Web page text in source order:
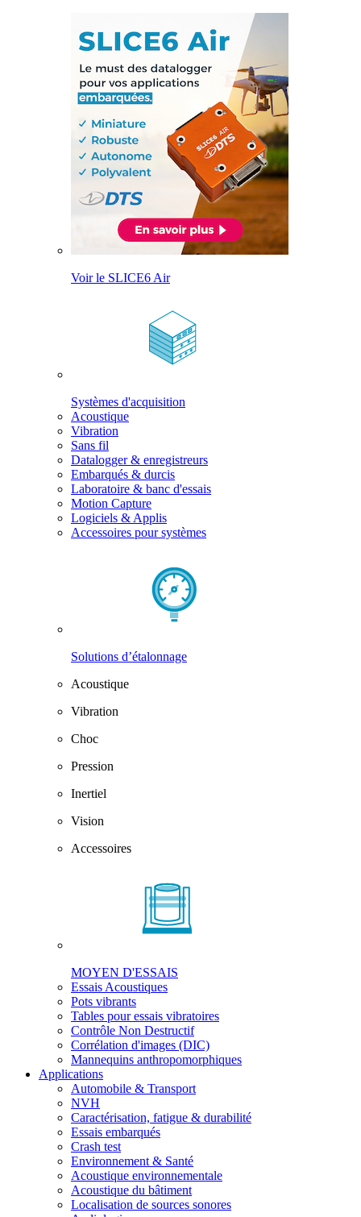
Voir le SLICE6 Air
Systèmes d'acquisition
Acoustique
Vibration
Sans fil
Datalogger & enregistreurs
Embarqués & durcis
Laboratoire & banc d'essais
Motion Capture
Logiciels & Applis
Accessoires pour systèmes
Solutions d’étalonnage
Acoustique
Vibration
Choc
Pression
Inertiel
Vision
Accessoires
MOYEN D'ESSAIS
Essais Acoustiques
Pots vibrants
Tables pour essais vibratoires
Contrôle Non Destructif
Corrélation d'images (DIC)
Mannequins anthropomorphiques
Applications
Automobile & Transport
NVH
Caractérisation, fatigue & durabilité
Essais embarqués
Crash test
Environnement & Santé
Acoustique environnementale
Acoustique du bâtiment
Localisation de sources sonores